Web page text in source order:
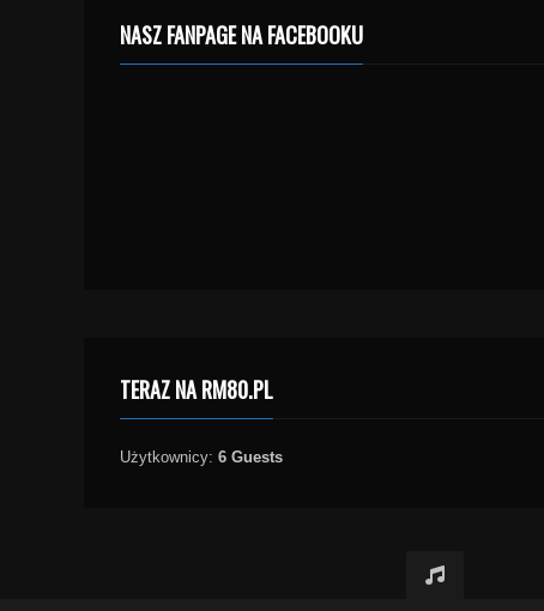
NASZ FANPAGE NA FACEBOOKU
TERAZ NA RM80.PL
Użytkownicy: 6 Guests